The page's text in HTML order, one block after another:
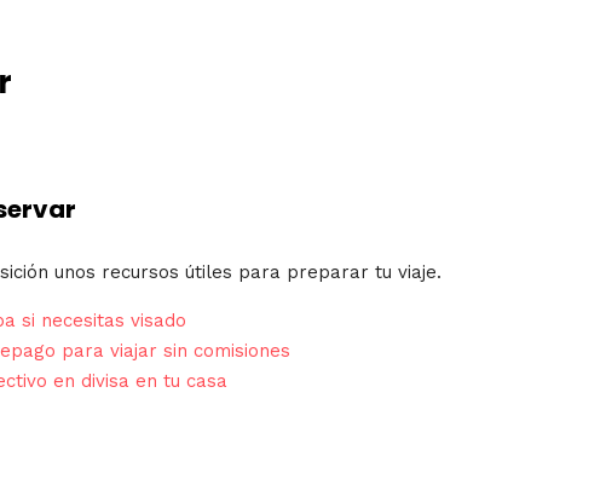
unos recursos útiles para preparar tu viaje.
si necesitas visado
para viajar sin comisiones
en divisa en tu casa